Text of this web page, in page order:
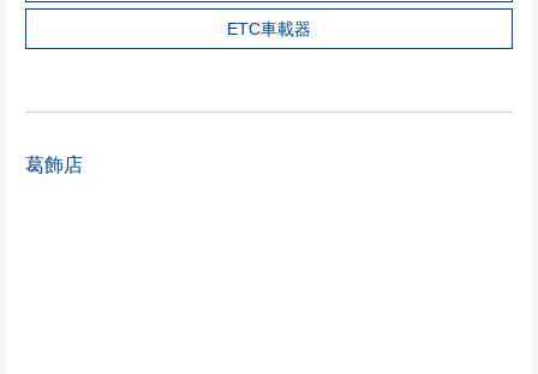
ETC車載器
葛飾店